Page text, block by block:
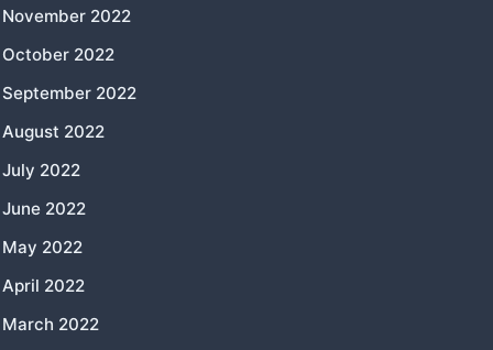
November 2022
October 2022
September 2022
August 2022
July 2022
June 2022
May 2022
April 2022
March 2022